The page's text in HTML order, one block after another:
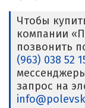
Чтобы
компании
позвонить
(963) 038 52
запрос на